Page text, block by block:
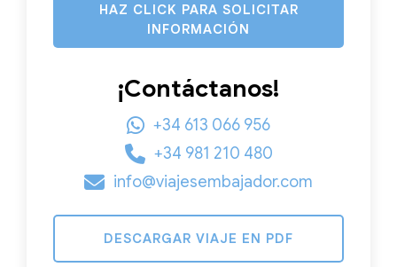
HAZ CLICK PARA SOLICITAR
INFORMACIÓN
¡Contáctanos!
+34 613 066 956
+34 981 210 480
info@viajesembajador.com
DESCARGAR VIAJE EN PDF